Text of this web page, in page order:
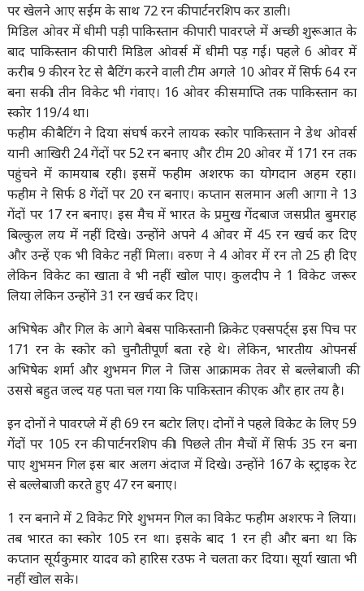
पर खेलने आए सईम के साथ 72 रन की पार्टनरशिप कर डाली।
मिडिल ओवर में धीमी पड़ी पाकिस्तान की पारी पावरप्ले में अच्छी शुरूआत के
बाद पाकिस्तान की पारी मिडिल ओवर्स में धीमी पड़ गई। पहले 6 ओवर में
करीब 9 की रन रेट से बैटिंग करने वाली टीम अगले 10 ओवर में सिर्फ 64 रन
बना सकी। तीन विकेट भी गंवाए। 16 ओवर की समाप्ति तक पाकिस्तान का
स्कोर 119/4 था।
फहीम की बैटिंग ने दिया संघर्ष करने लायक स्कोर पाकिस्तान ने डेथ ओवर्स
यानी आखिरी 24 गेंदों पर 52 रन बनाए और टीम 20 ओवर में 171 रन तक
पहुंचने में कामयाब रही। इसमें फहीम अशरफ का योगदान अहम रहा।
फहीम ने सिर्फ 8 गेंदों पर 20 रन बनाए। कप्तान सलमान अली आगा ने 13
गेंदों पर 17 रन बनाए। इस मैच में भारत के प्रमुख गेंदबाज जसप्रीत बुमराह
बिल्कुल लय में नहीं दिखे। उन्होंने अपने 4 ओवर में 45 रन खर्च कर दिए
और उन्हें एक भी विकेट नहीं मिला। वरुण ने 4 ओवर में रन तो 25 ही दिए
लेकिन विकेट का खाता वे भी नहीं खोल पाए। कुलदीप ने 1 विकेट जरूर
लिया लेकिन उन्होंने 31 रन खर्च कर दिए।
अभिषेक और गिल के आगे बेबस पाकिस्तानी क्रिकेट एक्सपर्ट्स इस पिच पर
171 रन के स्कोर को चुनौतीपूर्ण बता रहे थे। लेकिन, भारतीय ओपनर्स
अभिषेक शर्मा और शुभमन गिल ने जिस आक्रामक तेवर से बल्लेबाजी की
उससे बहुत जल्द यह पता चल गया कि पाकिस्तान की एक और हार तय है।
इन दोनों ने पावरप्ले में ही 69 रन बटोर लिए। दोनों ने पहले विकेट के लिए 59
गेंदों पर 105 रन की पार्टनरशिप की। पिछले तीन मैचों में सिर्फ 35 रन बना
पाए शुभमन गिल इस बार अलग अंदाज में दिखे। उन्होंने 167 के स्ट्राइक रेट
से बल्लेबाजी करते हुए 47 रन बनाए।
1 रन बनाने में 2 विकेट गिरे शुभमन गिल का विकेट फहीम अशरफ ने लिया।
तब भारत का स्कोर 105 रन था। इसके बाद 1 रन ही और बना था कि
कप्तान सूर्यकुमार यादव को हारिस रउफ ने चलता कर दिया। सूर्या खाता भी
नहीं खोल सके।